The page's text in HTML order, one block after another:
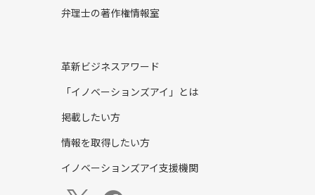
弁理士の著作権情報室
革新ビジネスアワード
「イノベーションズアイ」とは
掲載したい方
情報を取得したい方
イノベーションズアイ支援機関